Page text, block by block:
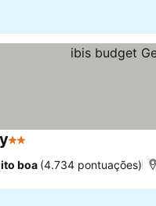
2 Estrelas
boa (4.734 pontuações)